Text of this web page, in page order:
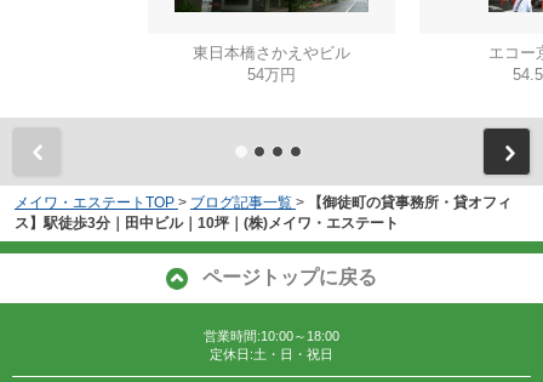
東日本橋さかえやビル
54万円
エコー
メイワ・エステートTOP > ブログ記事一覧 >
【御徒町の貸事務所・貸オフィ
ス】駅徒歩3分｜田中ビル｜10坪｜(株)メイワ・エステート
ページトップに戻る
営業時間:10:00～18:00
定休日:土・日・祝日